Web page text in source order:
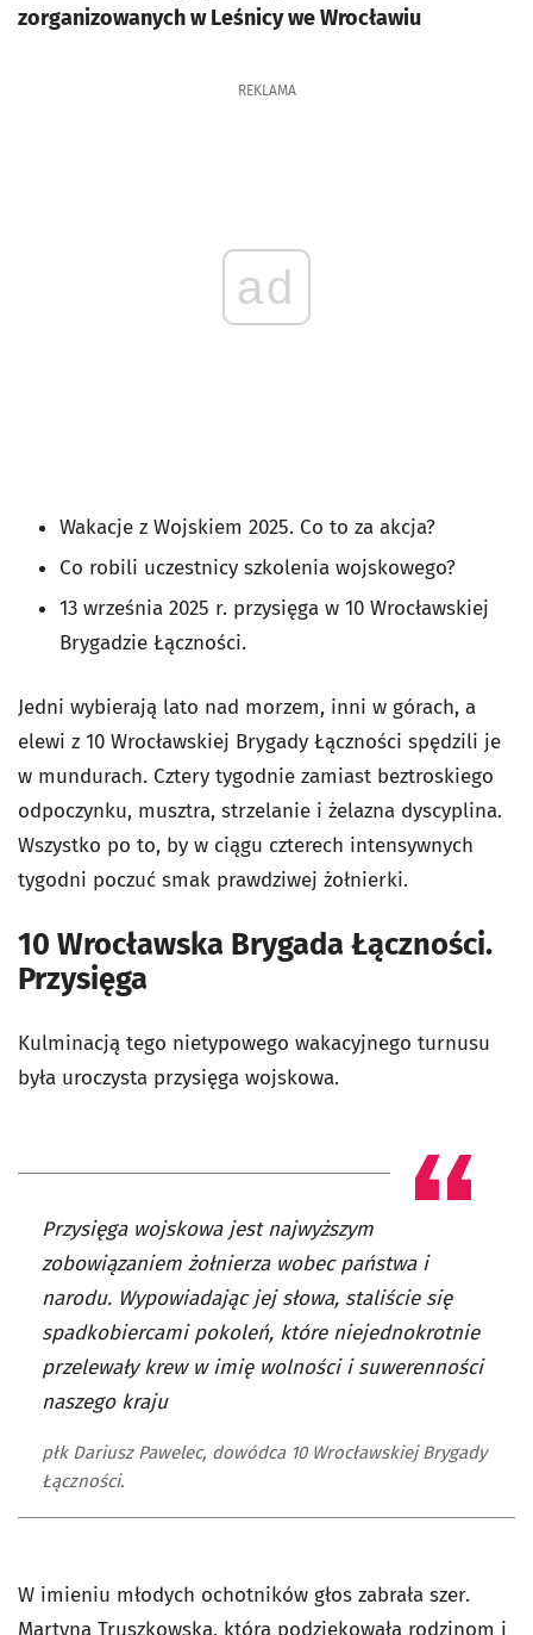
zorganizowanych w Leśnicy we Wrocławiu
REKLAMA
ad
Wakacje z Wojskiem 2025. Co to za akcja?
Co robili uczestnicy szkolenia wojskowego?
13 września 2025 r. przysięga w 10 Wrocławskiej
Brygadzie Łączności.
Jedni wybierają lato nad morzem, inni w górach, a
elewi z 10 Wrocławskiej Brygady Łączności spędzili je
w mundurach. Cztery tygodnie zamiast beztroskiego
odpoczynku, musztra, strzelanie i żelazna dyscyplina.
Wszystko po to, by w ciągu czterech intensywnych
tygodni poczuć smak prawdziwej żołnierki.
10 Wrocławska Brygada Łączności.
Przysięga
Kulminacją tego nietypowego wakacyjnego turnusu
była uroczysta przysięga wojskowa.
Przysięga wojskowa jest najwyższym
zobowiązaniem żołnierza wobec państwa i
narodu. Wypowiadając jej słowa, staliście się
spadkobiercami pokoleń, które niejednokrotnie
przelewały krew w imię wolności i suwerenności
naszego kraju
płk Dariusz Pawelec, dowódca 10 Wrocławskiej Brygady
Łączności.
W imieniu młodych ochotników głos zabrała szer.
Martyna Truszkowska, która podziękowała rodzinom i